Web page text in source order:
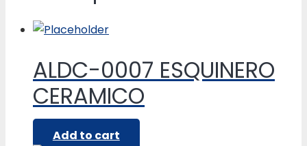
ALDC-0007 ESQUINERO
CERAMICO
Add to cart